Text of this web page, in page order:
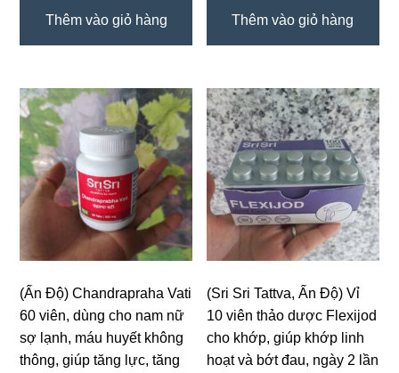
Thêm vào giỏ hàng Thêm vào giỏ hàng
(Ấn Độ) Chandrapraha Vati
60 viên, dùng cho nam nữ
sợ lạnh, máu huyết không
thông, giúp tăng lực, tăng
(Sri Sri Tattva, Ấn Độ) Vỉ
10 viên thảo dược Flexijod
cho khớp, giúp khớp linh
hoạt và bớt đau, ngày 2 lần